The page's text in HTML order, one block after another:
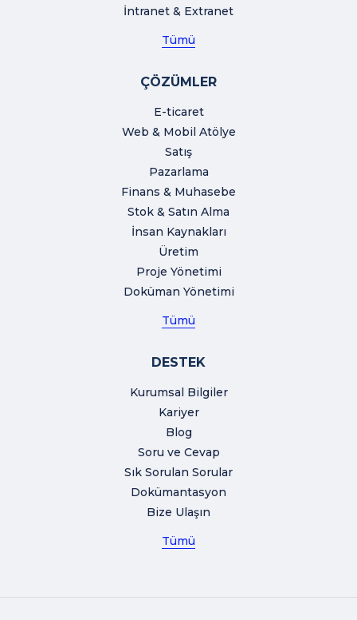
İntranet & Extranet
Tümü
ÇÖZÜMLER
E-ticaret
Web & Mobil Atölye
Satış
Pazarlama
Finans & Muhasebe
Stok & Satın Alma
İnsan Kaynakları
Üretim
Proje Yönetimi
Doküman Yönetimi
Tümü
DESTEK
Kurumsal Bilgiler
Kariyer
Blog
Soru ve Cevap
Sık Sorulan Sorular
Dokümantasyon
Bize Ulaşın
Tümü